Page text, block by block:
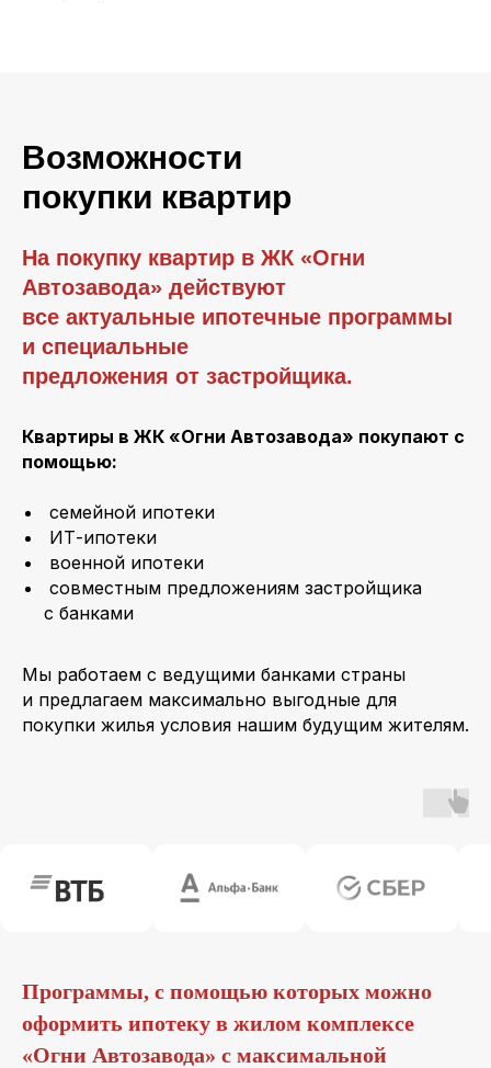
Возможности
покупки квартир
На покупку квартир в ЖК «Огни
Автозавода» действуют
все актуальные ипотечные программы
и специальные
предложения от застройщика.
Квартиры в ЖК «Огни Автозавода» покупают с
помощью:
семейной ипотеки
ИТ-ипотеки
военной ипотеки
совместным предложениям застройщика
с банками
Мы работаем с ведущими банками страны
и предлагаем максимально выгодные для
покупки жилья условия нашим будущим жителям.
Программы, с помощью которых можно
оформить ипотеку в жилом комплексе
«Огни Автозавода» с максимальной